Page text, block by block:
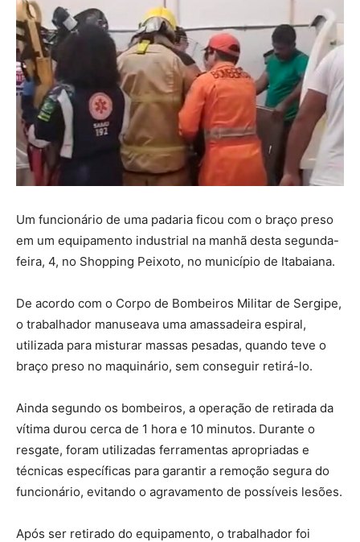
Um funcionário de uma padaria ficou com o braço preso
em um equipamento industrial na manhã desta segunda-
feira, 4, no Shopping Peixoto, no município de Itabaiana.
De acordo com o Corpo de Bombeiros Militar de Sergipe,
o trabalhador manuseava uma amassadeira espiral,
utilizada para misturar massas pesadas, quando teve o
braço preso no maquinário, sem conseguir retirá-lo.
Ainda segundo os bombeiros, a operação de retirada da
vítima durou cerca de 1 hora e 10 minutos. Durante o
resgate, foram utilizadas ferramentas apropriadas e
técnicas específicas para garantir a remoção segura do
funcionário, evitando o agravamento de possíveis lesões.
Após ser retirado do equipamento, o trabalhador foi